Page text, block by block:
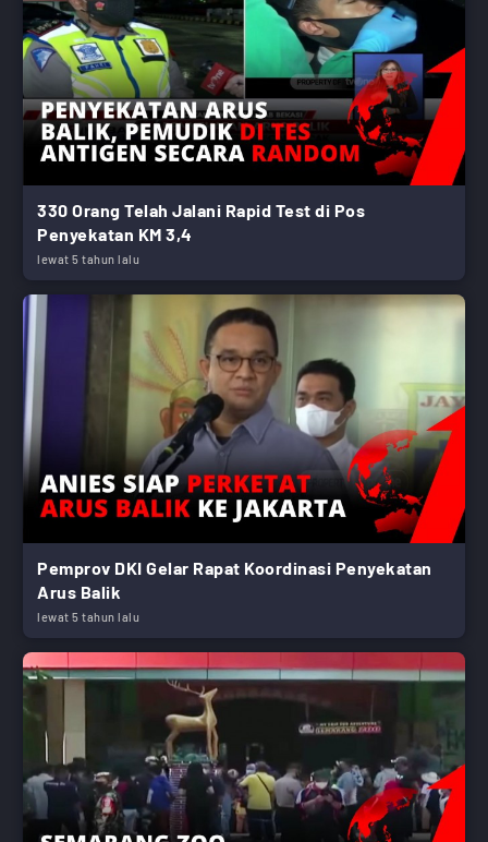
330 Orang Telah Jalani Rapid Test di Pos
Penyekatan KM 3,4
lewat 5 tahun lalu
Pemprov DKI Gelar Rapat Koordinasi Penyekatan
Arus Balik
lewat 5 tahun lalu